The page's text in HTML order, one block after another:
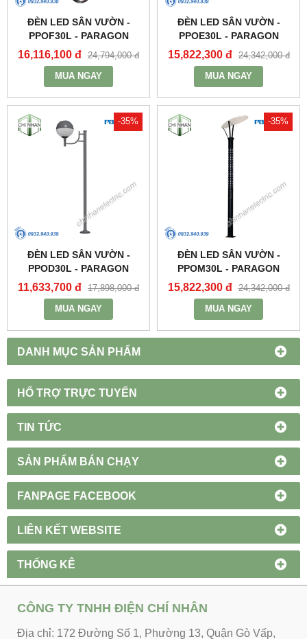
DANH MỤC SẢN PHẨM
HỔ TRỢ TRỰC TUYẾN
TIN TỨC
SẢN PHẨM BÁN CHẠY
FANPAGE FACEBOOK
LIÊN KẾT WEBSITE
THỐNG KÊ
ĐÈN LED SÂN VƯỜN -
PPOF30L - PARAGON
16,116,100 đ 24,794,000 đ
MUA NGAY
ĐÈN LED SÂN VƯỜN -
PPOE30L - PARAGON
15,822,300 đ 24,342,000 đ
MUA NGAY
-35%
ĐÈN LED SÂN VƯỜN -
PPOD30L - PARAGON
11,633,700 đ 17,898,000 đ
MUA NGAY
-35%
ĐÈN LED SÂN VƯỜN -
PPOM30L - PARAGON
15,822,300 đ 24,342,000 đ
MUA NGAY
CÔNG TY TNHH ĐIỆN CHÍ NHÂN
Địa chỉ: 172 Đường Số 1, Phường 13, Quận Gò Vấp,